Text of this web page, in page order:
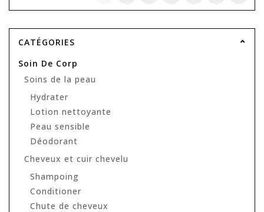
CATÉGORIES
Soin De Corp
Soins de la peau
Hydrater
Lotion nettoyante
Peau sensible
Déodorant
Cheveux et cuir chevelu
Shampoing
Conditioner
Chute de cheveux